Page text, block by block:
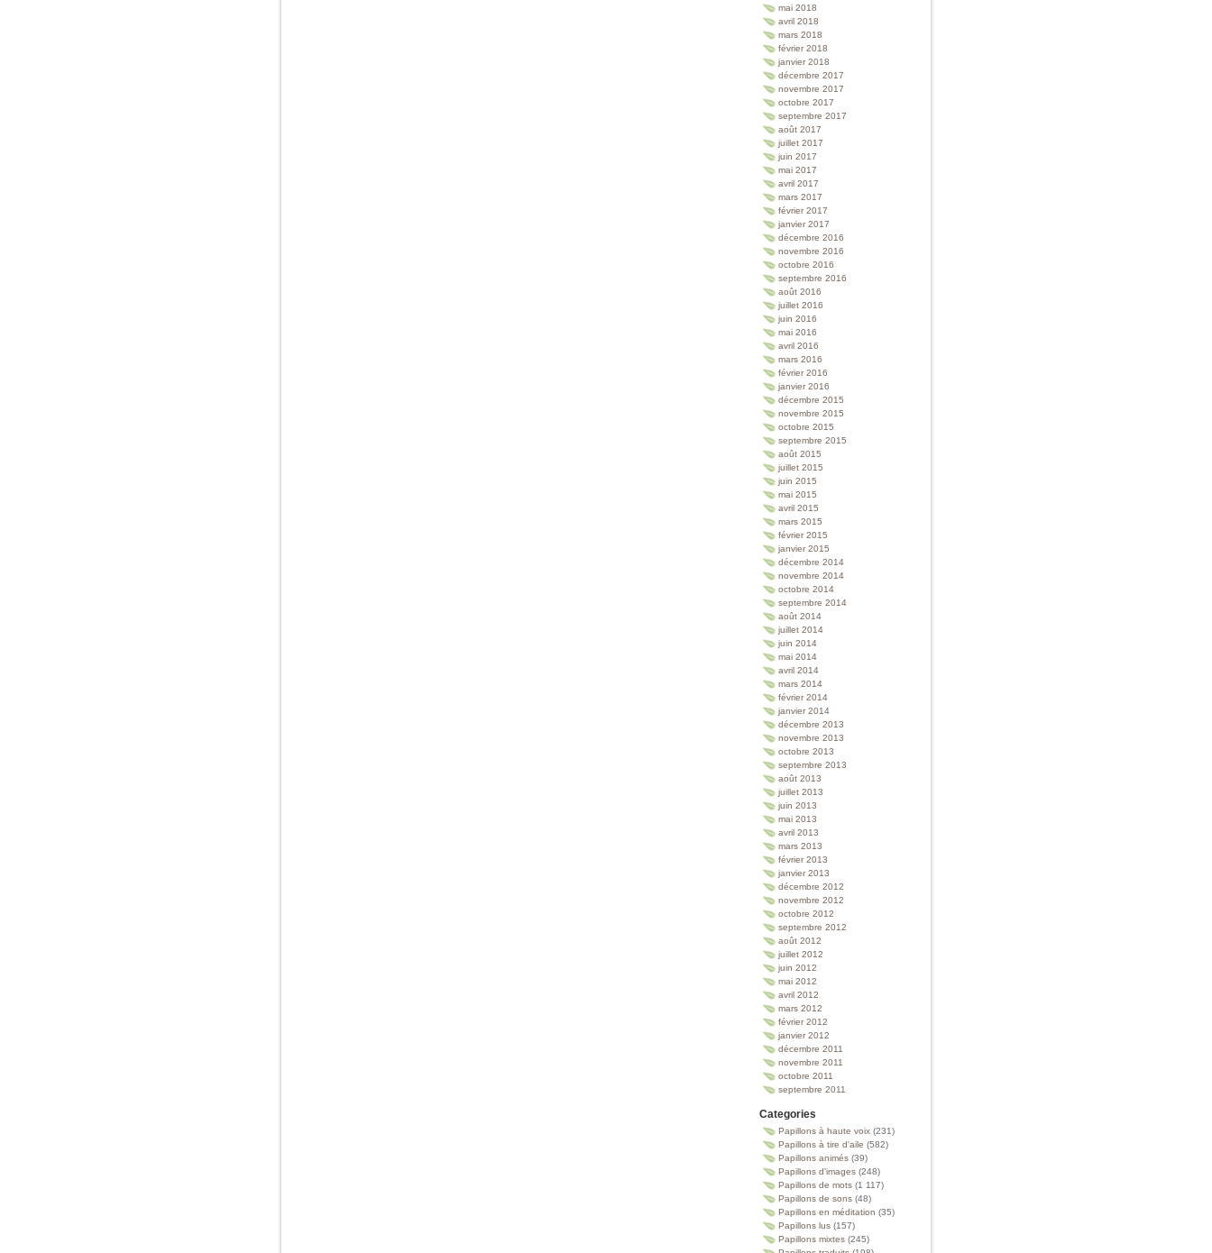
mai 2018
avril 2018
mars 2018
février 2018
janvier 2018
décembre 2017
novembre 2017
octobre 2017
septembre 2017
août 2017
juillet 2017
juin 2017
mai 2017
avril 2017
mars 2017
février 2017
janvier 2017
décembre 2016
novembre 2016
octobre 2016
septembre 2016
août 2016
juillet 2016
juin 2016
mai 2016
avril 2016
mars 2016
février 2016
janvier 2016
décembre 2015
novembre 2015
octobre 2015
septembre 2015
août 2015
juillet 2015
juin 2015
mai 2015
avril 2015
mars 2015
février 2015
janvier 2015
décembre 2014
novembre 2014
octobre 2014
septembre 2014
août 2014
juillet 2014
juin 2014
mai 2014
avril 2014
mars 2014
février 2014
janvier 2014
décembre 2013
novembre 2013
octobre 2013
septembre 2013
août 2013
juillet 2013
juin 2013
mai 2013
avril 2013
mars 2013
février 2013
janvier 2013
décembre 2012
novembre 2012
octobre 2012
septembre 2012
août 2012
juillet 2012
juin 2012
mai 2012
avril 2012
mars 2012
février 2012
janvier 2012
décembre 2011
novembre 2011
octobre 2011
septembre 2011
Categories
Papillons à haute voix (231)
Papillons à tire d'aile (582)
Papillons animés (39)
Papillons d'images (248)
Papillons de mots (1 117)
Papillons de sons (48)
Papillons en méditation (35)
Papillons lus (157)
Papillons mixtes (245)